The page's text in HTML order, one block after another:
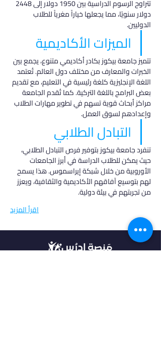
دولار سنويًا، مما يجعلها خياراً مغرياً للطلاب
الدوليين.
الميزات الأكاديمية
تتميز جامعة بيكوز بكادر أكاديمي متنوع، يجمع بين
الخبرات والمعارف من مختلف دول العالم. تُعتمد
اللغة الإنجليزية كلغة رئيسية في التعليم، مع تقديم
بعض البرامج باللغة التركية. كما تُقدم الجامعة
مراكز أبحاث قوية تسهم في تطوير مهارات الطلاب
وإعدادهم لسوق العمل.
التبادل الطلابي
تنفرد جامعة بيكوز بتوفير فرص التبادل الطلابي،
حيث يمكن للطلاب الدراسة في أبرز الجامعات
الأوروبية من خلال شبكة إيراسموس. هذا يسمح
لهم بتوسيع آفاقهم الأكاديمية والثقافية، ويعزز
من تجربتهم في بيئة دولية.
اقرأ المزيد